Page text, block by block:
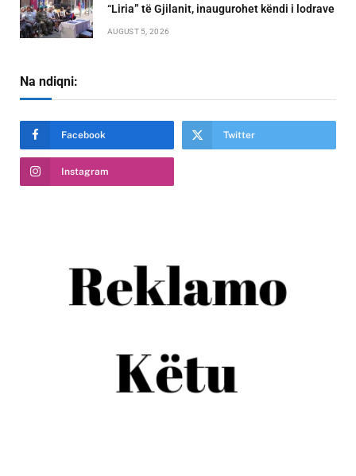
“Liria” të Gjilanit, inaugurohet këndi i lodrave
AUGUST 5, 2026
Na ndiqni:
Facebook Twitter
Instagram